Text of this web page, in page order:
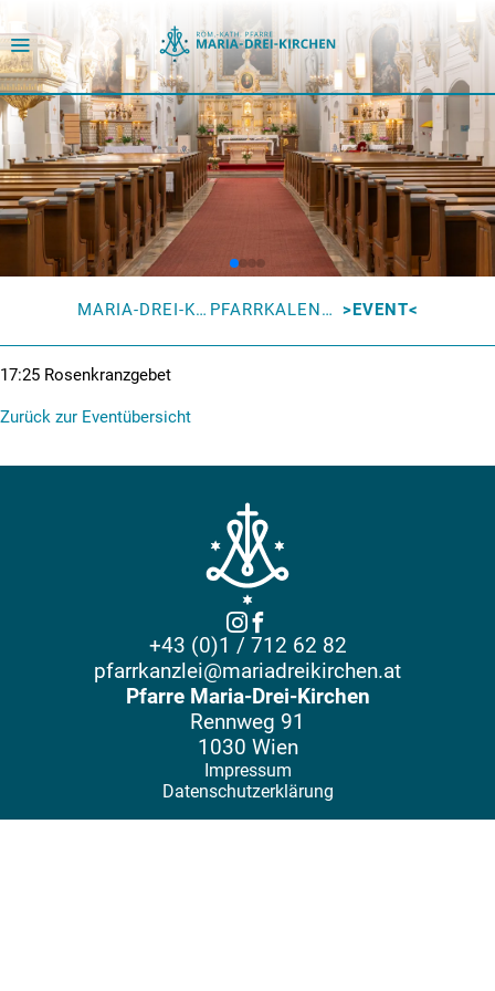
MARIA-DREI-KIRCHEN PFARRKALENDER EVENT
17:25 Rosenkranzgebet
Zurück zur Eventübersicht
+43 (0)1 / 712 62 82
pfarrkanzlei@mariadreikirchen.at
Pfarre Maria-Drei-Kirchen
Rennweg 91
1030 Wien
Impressum
Datenschutzerklärung